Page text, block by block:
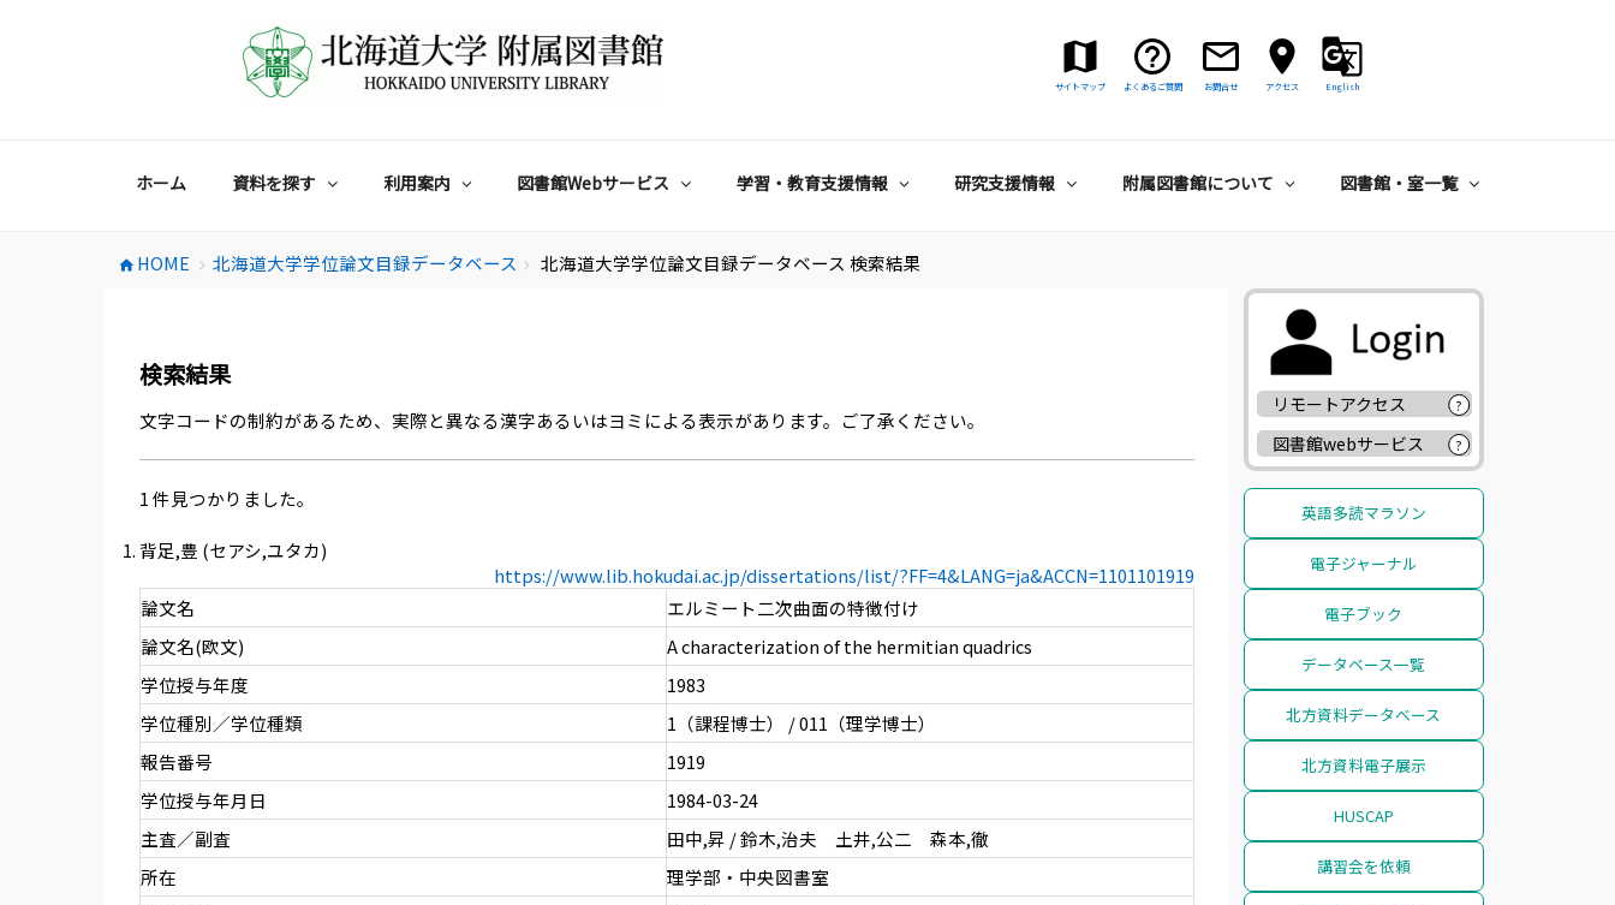
サイトマップ よくあるご質問 お問合せ アクセス English
ホーム 資料を探す 利用案内 図書館Webサービス 学習・教育支援情報 研究支援情報 附属図書館について 図書館・室一覧
home HOME chevron_right 北海道大学学位論文目録データベース chevron_right 北海道大学学位論文目録データベース 検索結果
検索結果
文字コードの制約があるため、実際と異なる漢字あるいはヨミによる表示があります。ご了承ください。
1 件見つかりました。
背足,豊 (セアシ,ユタカ)
https://www.lib.hokudai.ac.jp/dissertations/list/?FF=4&LANG=ja&ACCN=1101101919
論文名
エルミート二次曲面の特徴付け
論文名(欧文)
A characterization of the hermitian quadrics
学位授与年度
1983
学位種別／学位種類
1（課程博士） / 011（理学博士）
報告番号
1919
学位授与年月日
1984-03-24
主査／副査
田中,昇 / 鈴木,治夫 土井,公二 森本,徹
所在
理学部・中央図書室
リモートアクセス ?
図書館webサービス ?
英語多読マラソン
電子ジャーナル
電子ブック
データベース一覧
北方資料データベース
北方資料電子展示
HUSCAP
講習会を依頼